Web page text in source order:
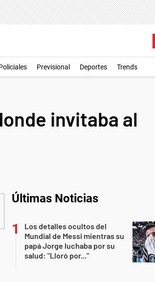
Previsional Deportes Trends
invitaba al
Últimas Noticias
Los detalles ocultos del
Mundial de Messi mientras su
papá Jorge luchaba por su
salud: "Lloró por..."